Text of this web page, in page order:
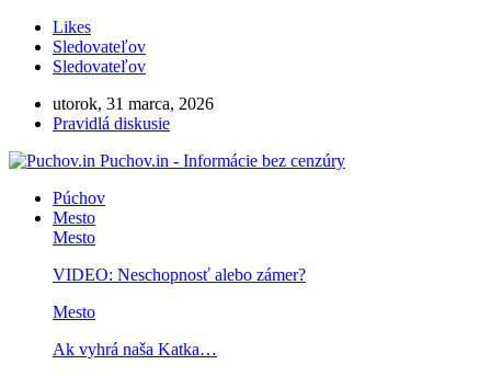
Likes
Sledovateľov
Sledovateľov
utorok, 31 marca, 2026
Pravidlá diskusie
Puchov.in - Informácie bez cenzúry
Púchov
Mesto
Mesto
VIDEO: Neschopnosť alebo zámer?
Mesto
Ak vyhrá naša Katka…